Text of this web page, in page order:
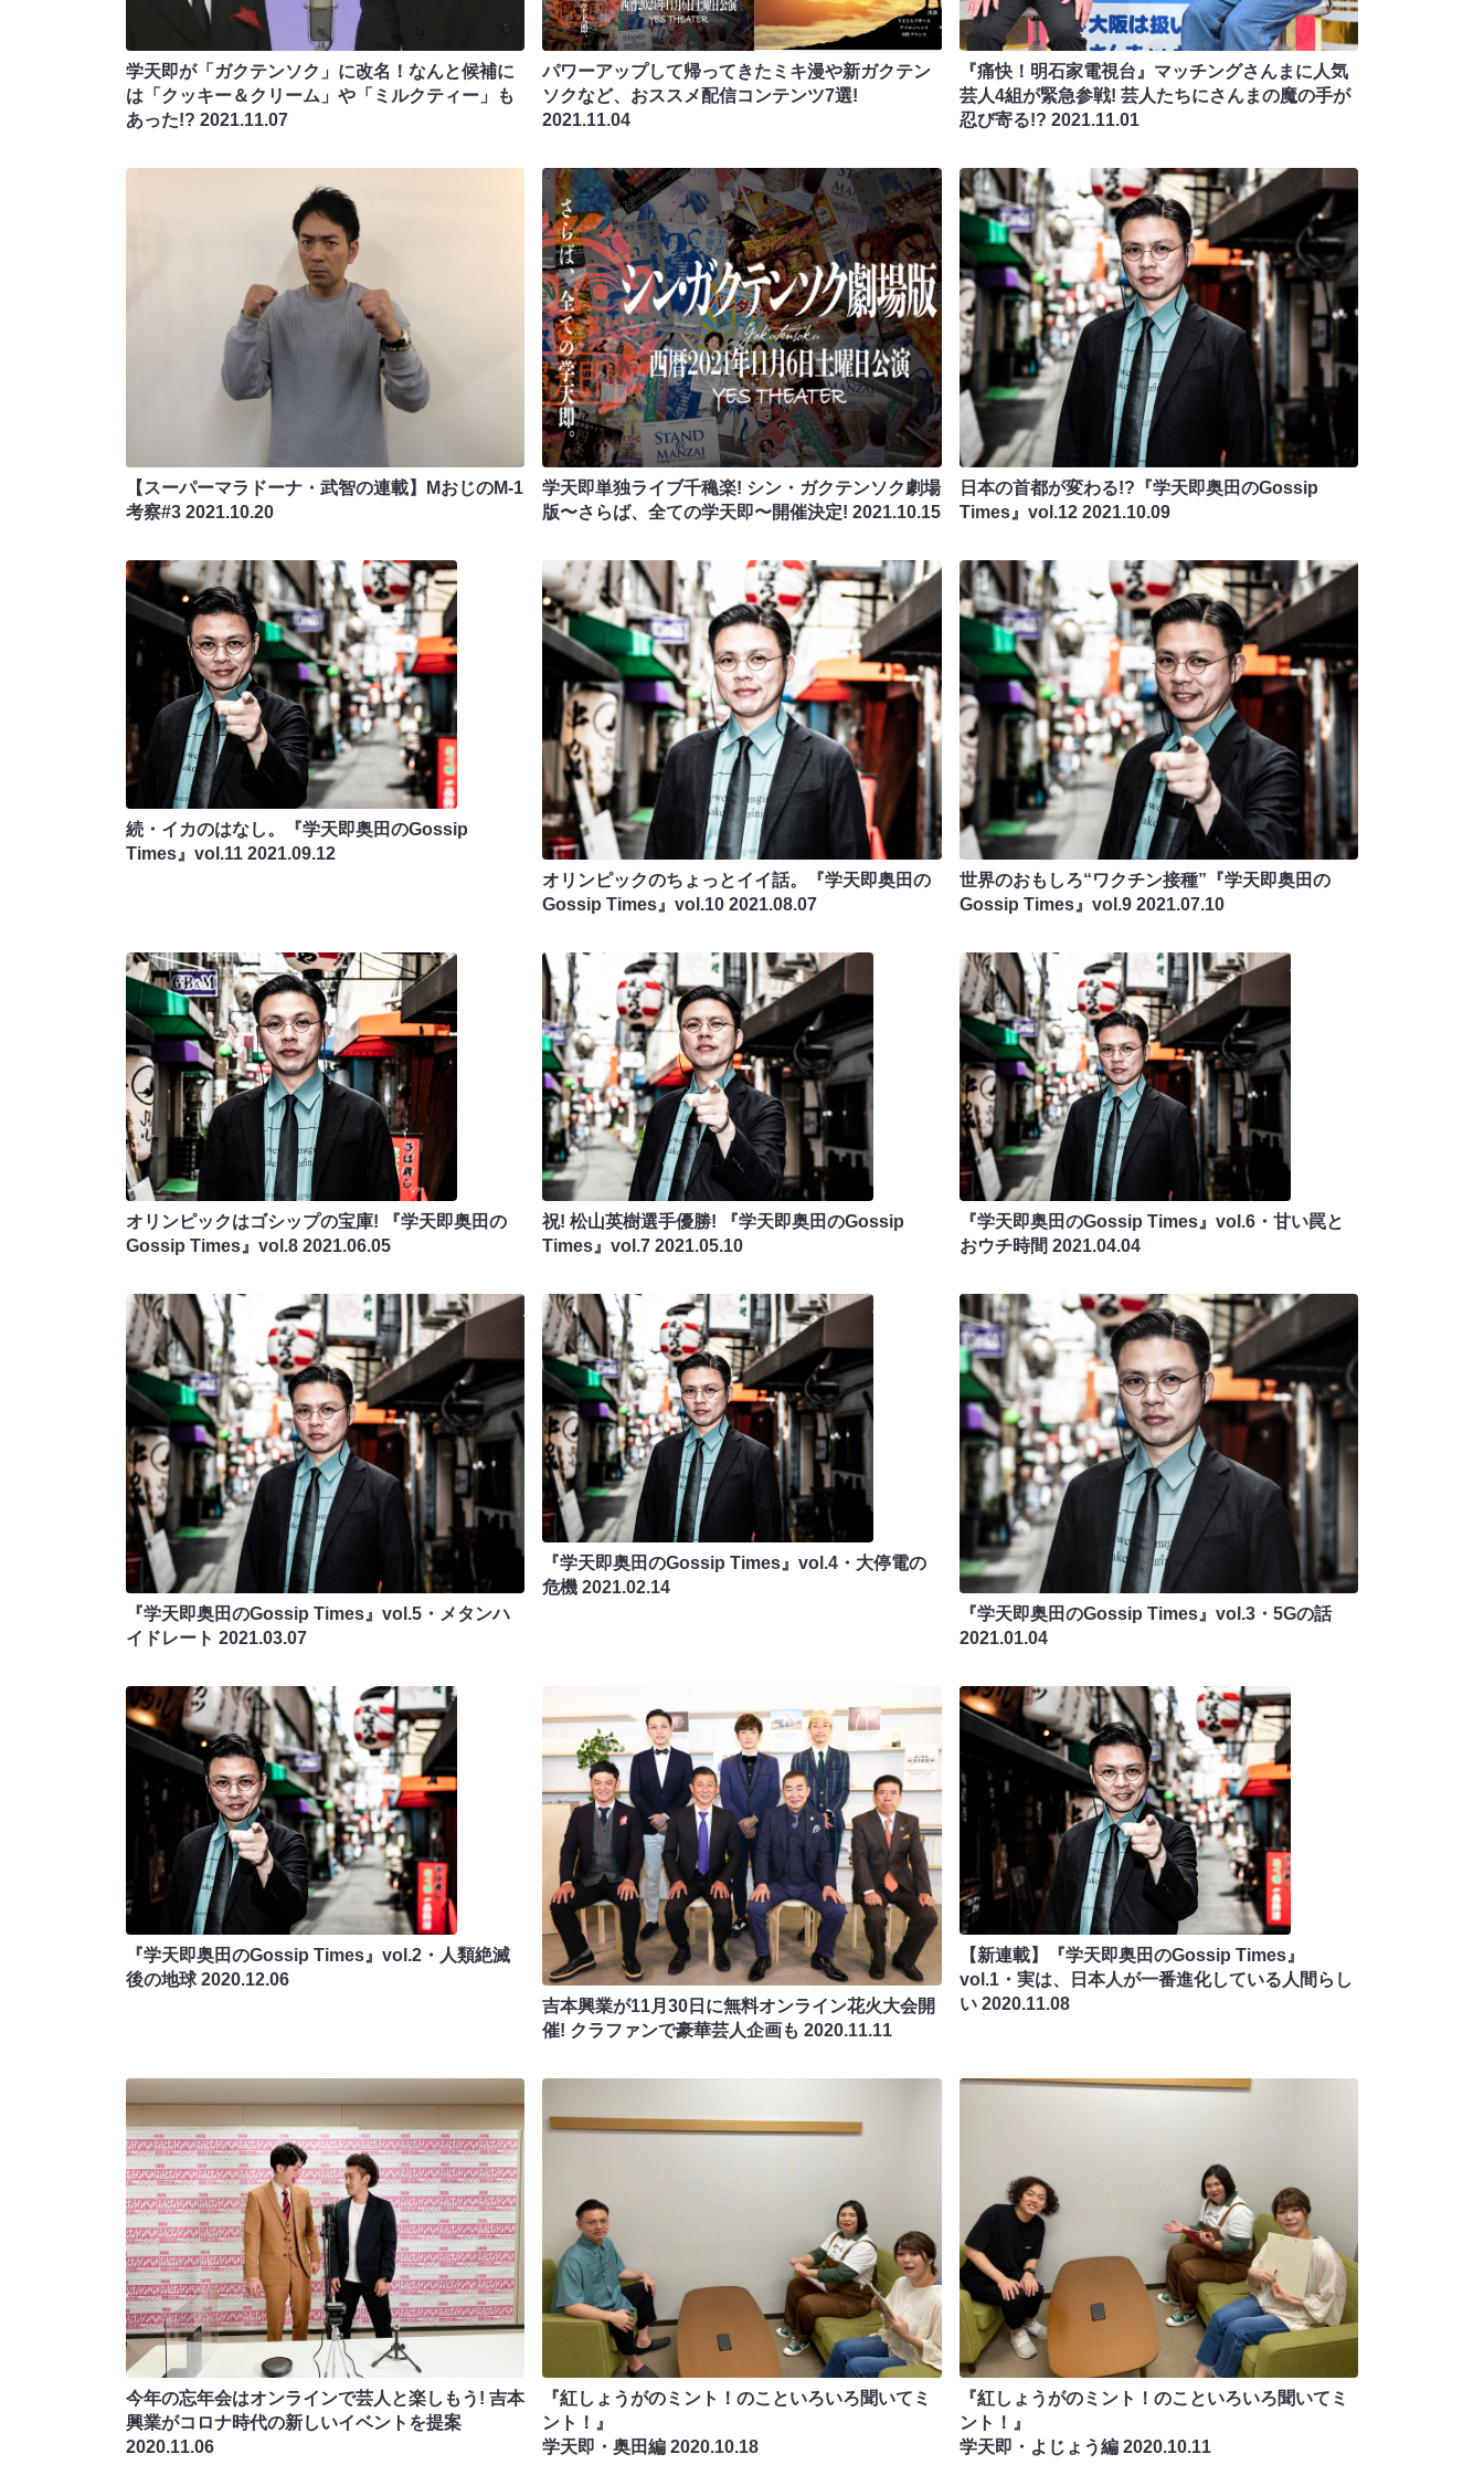
学天即が「ガクテンソク」に改名！なんと候補に
は「クッキー＆クリーム」や「ミルクティー」も
あった!? 2021.11.07
パワーアップして帰ってきたミキ漫や新ガクテン
ソクなど、おススメ配信コンテンツ7選!
2021.11.04
『痛快！明石家電視台』マッチングさんまに人気
芸人4組が緊急参戦! 芸人たちにさんまの魔の手が
忍び寄る!? 2021.11.01
【スーパーマラドーナ・武智の連載】MおじのM-1
考察#3 2021.10.20
学天即単独ライブ千穐楽! シン・ガクテンソク劇場
版〜さらば、全ての学天即〜開催決定!2021.10.15
日本の首都が変わる!?『学天即奥田のGossip
Times』vol.12 2021.10.09
続・イカのはなし。『学天即奥田のGossip
Times』vol.11 2021.09.12
オリンピックのちょっとイイ話。『学天即奥田の
Gossip Times』vol.102021.08.07
世界のおもしろ“ワクチン接種”『学天即奥田の
Gossip Times』vol.9 2021.07.10
オリンピックはゴシップの宝庫! 『学天即奥田の
Gossip Times』vol.8 2021.06.05
祝! 松山英樹選手優勝! 『学天即奥田のGossip
Times』vol.72021.05.10
『学天即奥田のGossip Times』vol.6・甘い罠と
おウチ時間 2021.04.04
『学天即奥田のGossip Times』vol.5・メタンハ
イドレート 2021.03.07
『学天即奥田のGossip Times』vol.4・大停電の
危機2021.02.14
『学天即奥田のGossip Times』vol.3・5Gの話
2021.01.04
『学天即奥田のGossip Times』vol.2・人類絶滅
後の地球2020.12.06
吉本興業が11月30日に無料オンライン花火大会開
催! クラファンで豪華芸人企画も2020.11.11
【新連載】『学天即奥田のGossip Times』
vol.1・実は、日本人が一番進化している人間らし
い 2020.11.08
今年の忘年会はオンラインで芸人と楽しもう! 吉本
興業がコロナ時代の新しいイベントを提案
2020.11.06
『紅しょうがのミント！のこといろいろ聞いてミ
ント！』
学天即・奥田編2020.10.18
『紅しょうがのミント！のこといろいろ聞いてミ
ント！』
学天即・よじょう編 2020.10.11